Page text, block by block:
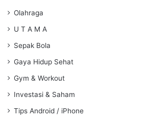
Olahraga
U T A M A
Sepak Bola
Gaya Hidup Sehat
Gym & Workout
Investasi & Saham
Tips Android / iPhone